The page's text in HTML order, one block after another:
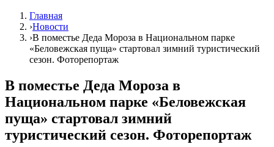
Главная
›Новости
›В поместье Деда Мороза в Национальном парке
«Беловежская пуща» стартовал зимний туристический
сезон. Фоторепортаж
В поместье Деда Мороза в
Национальном парке «Беловежская
пуща» стартовал зимний
туристический сезон. Фоторепортаж